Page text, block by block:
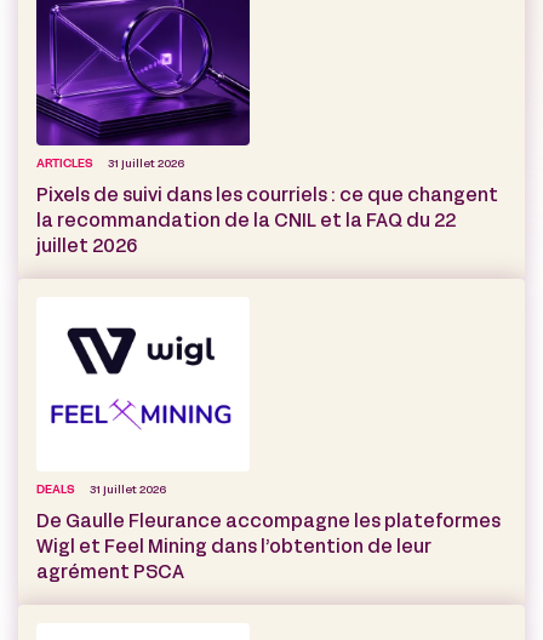
ARTICLES 31 juillet 2026
Pixels de suivi dans les courriels : ce que changent
la recommandation de la CNIL et la FAQ du 22
juillet 2026
DEALS 31 juillet 2026
De Gaulle Fleurance accompagne les plateformes
Wigl et Feel Mining dans l’obtention de leur
agrément PSCA